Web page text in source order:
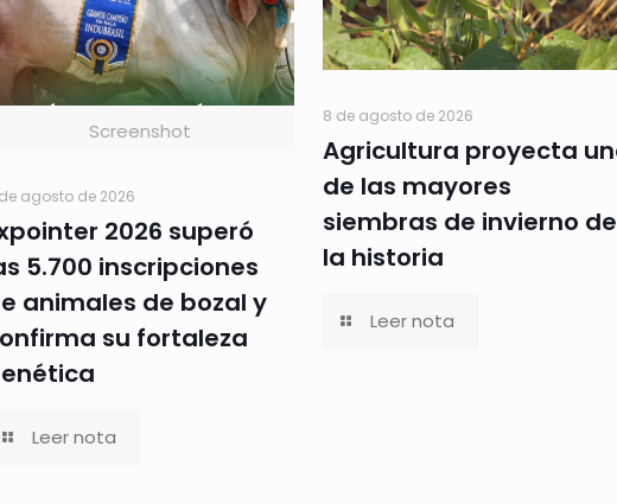
Screenshot
agosto de 2026
2026 superó
5.700 inscripciones
animales de bozal y
su fortaleza
Leer nota
8 de agosto de 2026
Agricultura proyecta
de las mayores
siembras de invierno de
la historia
Leer nota